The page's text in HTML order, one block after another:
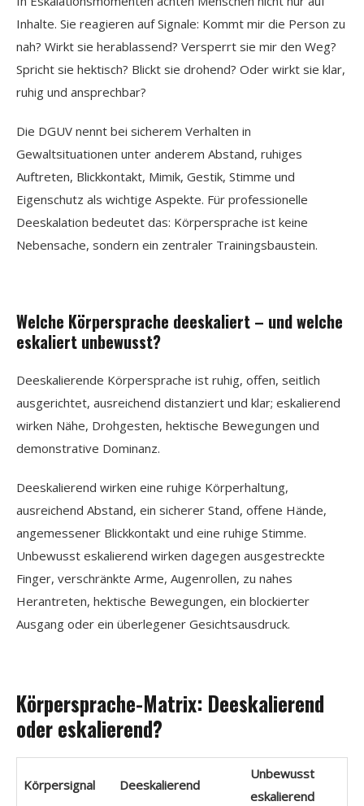
Inhalte. Sie reagieren auf Signale: Kommt mir die Person zu
nah? Wirkt sie herablassend? Versperrt sie mir den Weg?
Spricht sie hektisch? Blickt sie drohend? Oder wirkt sie klar,
ruhig und ansprechbar?
Die DGUV nennt bei sicherem Verhalten in
Gewaltsituationen unter anderem Abstand, ruhiges
Auftreten, Blickkontakt, Mimik, Gestik, Stimme und
Eigenschutz als wichtige Aspekte. Für professionelle
Deeskalation bedeutet das: Körpersprache ist keine
Nebensache, sondern ein zentraler Trainingsbaustein.
Welche Körpersprache deeskaliert – und welche
eskaliert unbewusst?
Deeskalierende Körpersprache ist ruhig, offen, seitlich
ausgerichtet, ausreichend distanziert und klar; eskalierend
wirken Nähe, Drohgesten, hektische Bewegungen und
demonstrative Dominanz.
Deeskalierend wirken eine ruhige Körperhaltung,
ausreichend Abstand, ein sicherer Stand, offene Hände,
angemessener Blickkontakt und eine ruhige Stimme.
Unbewusst eskalierend wirken dagegen ausgestreckte
Finger, verschränkte Arme, Augenrollen, zu nahes
Herantreten, hektische Bewegungen, ein blockierter
Ausgang oder ein überlegener Gesichtsausdruck.
Körpersprache-Matrix: Deeskalierend
oder eskalierend?
Körpersignal Deeskalierend
Unbewusst
eskalierend